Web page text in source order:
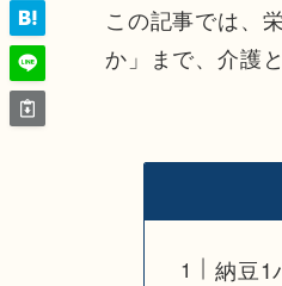
この記事では、
か」まで、介護
納豆1